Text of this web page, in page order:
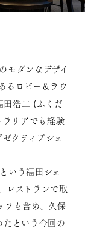
モダンなデザイ
るロビー＆ラウ
田浩二 (ふくだ
ラリアでも経験
クティブシェ
いう福田シェ
レストランで取
フも含め、久保
たという今回の